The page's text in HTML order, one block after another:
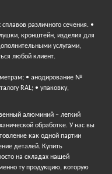
различного сечения. •
кронштейн, изделия для
услугами,
любой клиент.
• анодирование №
RAL; • упаковку,
алюминий – легкий
обработке. У нас вы
как одной партии
деталей. Купить
на складах нашей
ту продукцию, которую